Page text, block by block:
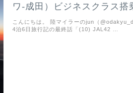
ワ-成田）ビジネスクラス搭
こんにちは。 陸マイラーのjun（
4泊6日旅行記の最終話「(10) JAL42 …